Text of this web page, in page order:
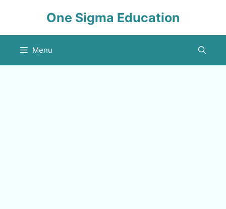
One Sigma Education
Menu